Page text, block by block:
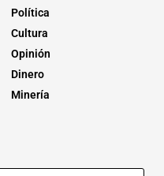
Política
Cultura
Opinión
Dinero
Minería